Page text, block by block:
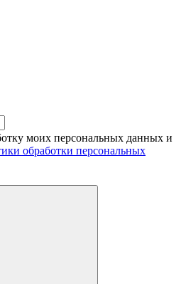
моих персональных данных и
обработки персональных